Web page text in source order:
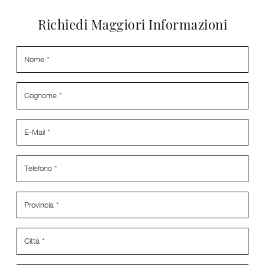
Richiedi Maggiori Informazioni